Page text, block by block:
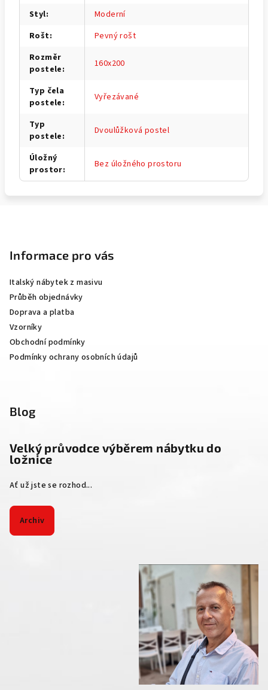
Styl:
Moderní
Rošt:
Pevný rošt
Rozměr
postele: 160x200
Typ čela
postele: Vyřezávané
Typ
postele: Dvoulůžková postel
Úložný
prostor: Bez úložného prostoru
Informace pro vás
Italský nábytek z masivu
Průběh objednávky
Doprava a platba
Vzorníky
Obchodní podmínky
Podmínky ochrany osobních údajů
Blog
Velký průvodce výběrem nábytku do
ložnice
Ať už jste se rozhod...
Archiv